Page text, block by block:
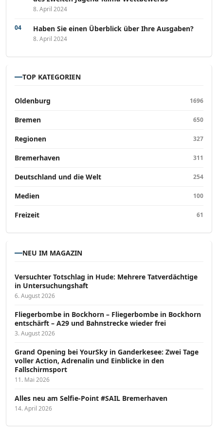
8. April 2024
Haben Sie einen Überblick über Ihre Ausgaben?
8. April 2024
TOP KATEGORIEN
Oldenburg 1696
Bremen 650
Regionen 327
Bremerhaven 311
Deutschland und die Welt 254
Medien 100
Freizeit 61
NEU IM MAGAZIN
Versucht­er Totschlag in Hude: Mehrere Tatverdächtige
in Untersuchungshaft
6. August 2026
Fliegerbombe in Bockhorn – Fliegerbombe in Bockhorn
entschärft – A29 und Bahnstrecke wieder frei
3. August 2026
Grand Opening bei YourSky in Ganderkesee: Zwei Tage
voller Action, Adrenalin und Einblicke in den
Fallschirmsport
11. Mai 2026
Alles neu am Selfie-Point #SAIL Bremerhaven
14. April 2026